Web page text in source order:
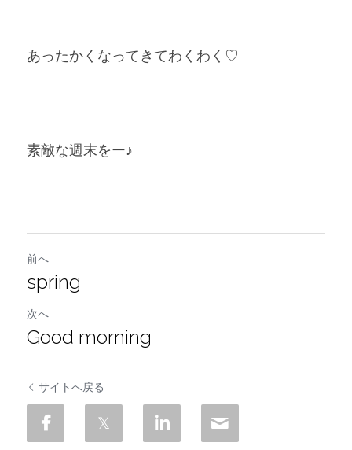
あったかくなってきてわくわく♡
素敵な週末をー♪
前へ
spring
次へ
Good morning
サイトへ戻る